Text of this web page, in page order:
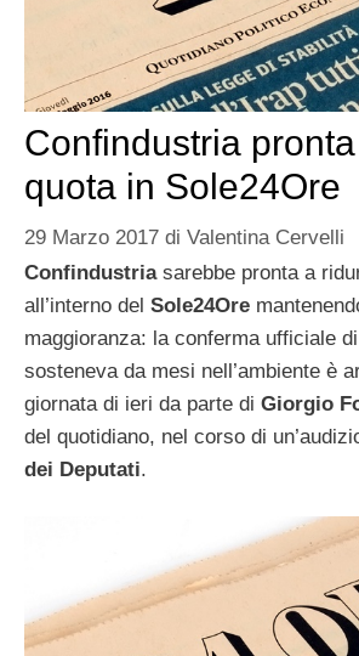
Confindustria
quota in Sole24Ore
29 Marzo 2017 di Valentina Cervelli
Confindustriasarebbe pronta a
all’interno del Sole24Ore
maggioranza: la conferma ufficiale
sosteneva da mesi nell’ambiente è
giornata di ieri da parte di Giorgio
del quotidiano, nel corso di
dei Deputati.